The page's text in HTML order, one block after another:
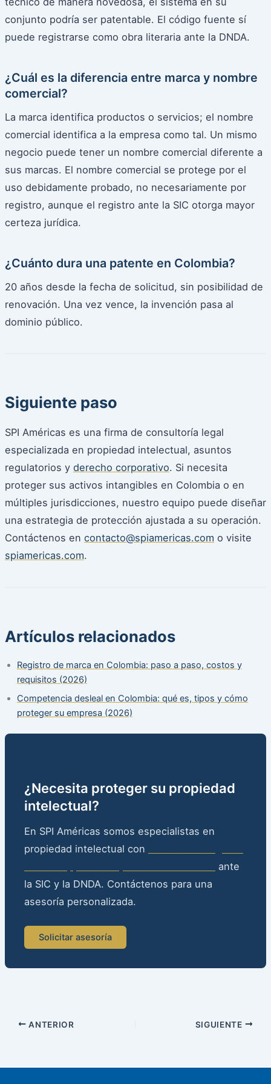
conjunto podría ser patentable. El código fuente sí
puede registrarse como obra literaria ante la DNDA.
¿Cuál es la diferencia entre marca y nombre
comercial?
La marca identifica productos o servicios; el nombre
comercial identifica a la empresa como tal. Un mismo
negocio puede tener un nombre comercial diferente a
sus marcas. El nombre comercial se protege por el
uso debidamente probado, no necesariamente por
registro, aunque el registro ante la SIC otorga mayor
certeza jurídica.
¿Cuánto dura una patente en Colombia?
20 años desde la fecha de solicitud, sin posibilidad de
renovación. Una vez vence, la invención pasa al
dominio público.
Siguiente paso
SPI Américas es una firma de consultoría legal
especializada en propiedad intelectual, asuntos
regulatorios y derecho corporativo. Si necesita
proteger sus activos intangibles en Colombia o en
múltiples jurisdicciones, nuestro equipo puede diseñar
una estrategia de protección ajustada a su operación.
Contáctenos en contacto@spiamericas.com o visite
spiamericas.com.
Artículos relacionados
Registro de marca en Colombia: paso a paso, costos y
requisitos (2026)
Competencia desleal en Colombia: qué es, tipos y cómo
proteger su empresa (2026)
¿Necesita proteger su propiedad
intelectual?
En SPI Américas somos especialistas en
propiedad intelectual con
ante
la SIC y la DNDA. Contáctenos para una
asesoría personalizada.
Solicitar asesoría
ANTERIOR SIGUIENTE